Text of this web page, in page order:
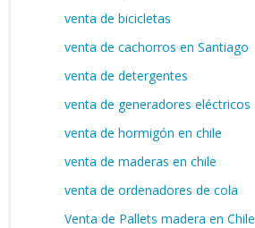
venta de bicicletas
venta de cachorros en Santiago
venta de detergentes
venta de generadores eléctricos
venta de hormigón en chile
venta de maderas en chile
venta de ordenadores de cola
Venta de Pallets madera en Chile